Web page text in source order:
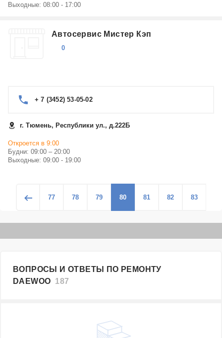
Выходные: 08:00 - 17:00
Автосервис Мистер Кэп
0
+ 7 (3452) 53-05-02
г. Тюмень, Республики ул., д.222Б
Откроется в 9:00
Будни: 09:00 – 20:00
Выходные: 09:00 - 19:00
77 78 79 80 81 82 83
ВОПРОСЫ И ОТВЕТЫ ПО РЕМОНТУ
DAEWOO 187